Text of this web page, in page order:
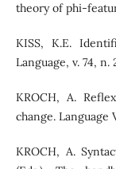
theory of phi-
KISS, K.E.
Language, v. 74, n.
KROCH, A.
change. Language
KROCH, A.